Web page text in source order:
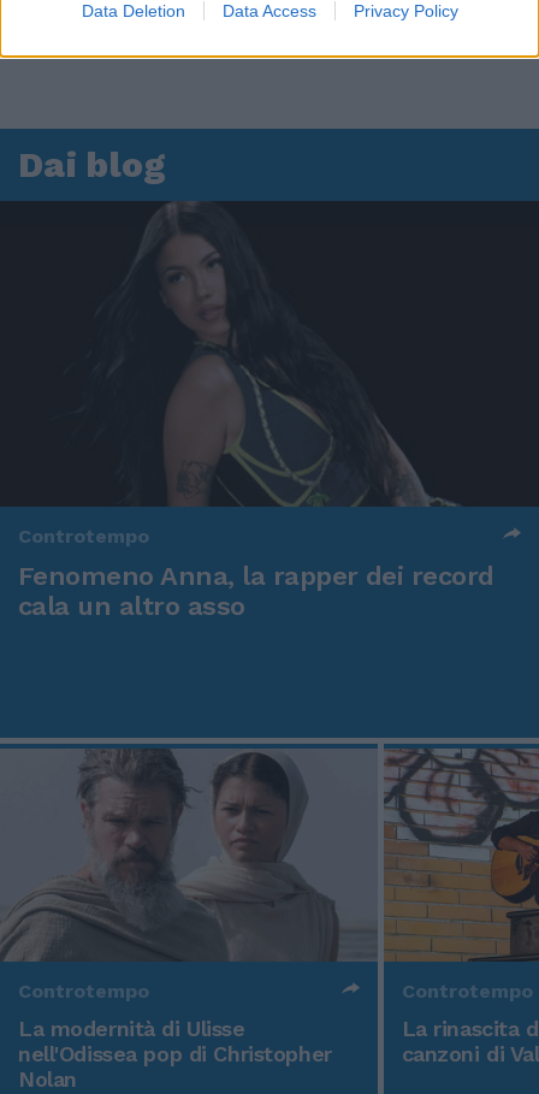
Data Deletion Data Access Privacy Policy
Dai blog
Controtempo
Fenomeno Anna, la rapper dei record
cala un altro asso
Controtempo
La modernità di Ulisse
nell'Odissea pop di Christopher
Nolan
Controtempo
La rinascita
canzoni di